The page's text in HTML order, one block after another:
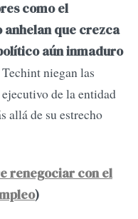
como el
que crezca
aún inmaduro
niegan las
de la entidad
allá de su estrecho
renegociar con el
)